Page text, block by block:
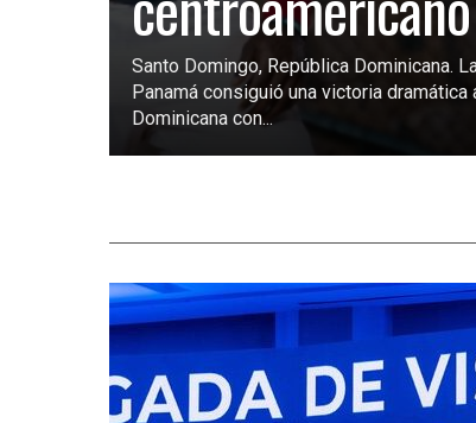
Santo Domingo, República Dominicana.
Panamá consiguió una victoria
Dominicana con...